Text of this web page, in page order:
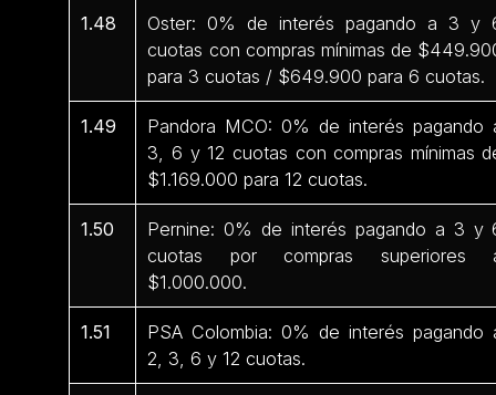
1.48
Oster: 0% de interés pagando a 3 y
cuotas con compras mínimas de
para 3 cuotas / $649.900 para 6 cuotas.
1.49
Pandora MCO: 0% de interés pagando
3, 6 y 12 cuotas con compras mínimas
$1.169.000 para 12 cuotas.
1.50
Pernine: 0% de interés pagando a 3 y
cuotas por compras superiores
$1.000.000.
1.51
PSA Colombia: 0% de interés pagando
2, 3, 6 y 12 cuotas.